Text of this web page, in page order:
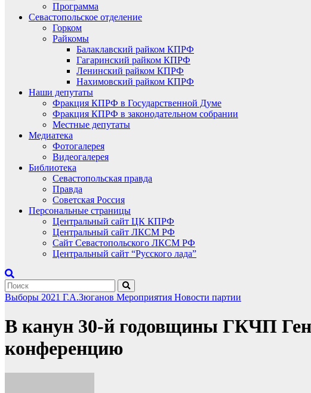
Программа
Севастопольское отделение
Горком
Райкомы
Балаклавский райком КПРФ
Гагаринский райком КПРФ
Ленинский райком КПРФ
Нахимовский райком КПРФ
Наши депутаты
Фракция КПРФ в Государственной Думе
Фракция КПРФ в законодательном собрании
Местные депутаты
Медиатека
Фотогалерея
Видеогалерея
Библиотека
Севастопольская правда
Правда
Советская Россия
Персональные страницы
Центральный сайт ЦК КПРФ
Центральный сайт ЛКСМ РФ
Сайт Севастопольского ЛКСМ РФ
Центральный сайт “Русского лада”
Выборы 2021 Г.А.Зюганов Мероприятия Новости партии
В канун 30-й годовщины ГКЧП
конференцию